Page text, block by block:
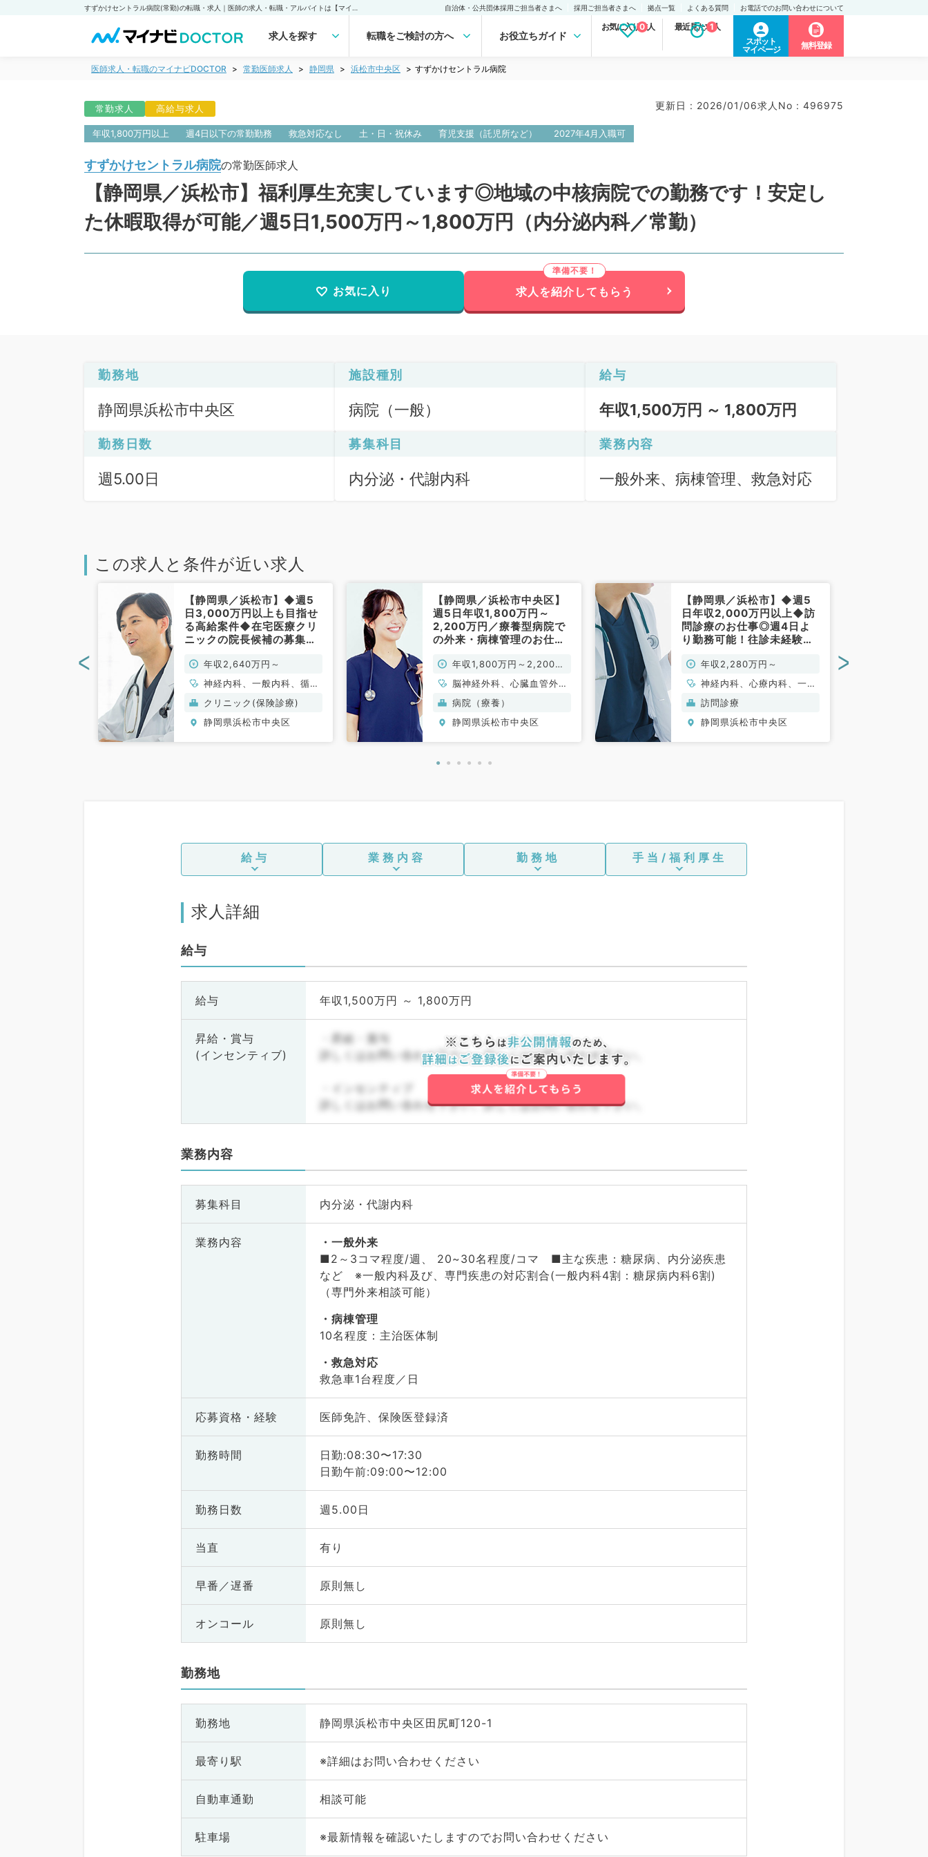
自治体・公共団体採用ご担当者さまへ 採用ご担当者さまへ 拠点一覧 よくある質問 お電話でのお問い合わせについて
求人を探す 転職をご検討の方へ お役立ちガイド
お気に入り求人
0 最近見た求人
1
スポット
マイページ
無料登録
医師求人・転職のマイナビDOCTOR 常勤医師求人 静岡県 浜松市中央区 すずかけセントラル病院
常勤求人 高給与求人 更新日 : 2026/01/06求人No : 496975
年収1,800万円以上 週4日以下の常勤勤務 救急対応なし 土・日・祝休み 育児支援（託児所など） 2027年4月入職可
すずかけセントラル病院の常勤医師求人
【静岡県／浜松市】福利厚生充実しています◎地域の中核病院での勤務です！安定し
た休暇取得が可能／週5日1,500万円～1,800万円（内分泌内科／常勤）
お気に入り 求人を紹介してもらう
勤務地
静岡県浜松市中央区
施設種別
病院（一般）
給与
年収1,500万円 ～ 1,800万円
勤務日数
週5.00日
募集科目
内分泌・代謝内科
業務内容
一般外来、病棟管理、救急対応
この求人と条件が近い求人
【静岡県／浜松市】◆週5
日3,000万円以上も目指せ
る高給案件◆在宅医療クリ
ニックの院長候補の募集で
年収2,640万円～
神経内科、一般内科、循環
器内科、呼吸器内科、消化
器内科、内分泌・代謝内
科、腎臓内科、老年内科、
クリニック(保険診療)
静岡県浜松市中央区
【静岡県／浜松市中央区】
週5日年収1,800万円～
2,200万円／療養型病院で
の外来・病棟管理のお仕事
能◎時短勤務相談可能（内
科系、外科系／常勤）
年収1,800万円～2,200万
円
脳神経外科、心臓血管外
科、一般内科、循環器内
科、呼吸器内科、消化器内
科、内分泌・代謝内科、老
病院（療養）
静岡県浜松市中央区
【静岡県／浜松市】◆週5
日年収2,000万円以上◆訪
問診療のお仕事◎週4日よ
り勤務可能！往診未経験の
内科／常勤）
年収2,280万円～
神経内科、心療内科、一般
内科、循環器内科、呼吸器
内科、消化器内科、内分
泌・代謝内科、腎臓内科、
訪問診療
静岡県浜松市中央区
< >
給与 業務内容 勤務地 手当/福利厚生
求人詳細
給与
給与 年収1,500万円 ～ 1,800万円
昇給・賞与
(インセンティブ)
・昇給・賞与
詳しくはお問い合わせ下さい。詳しくはお問い合わせ下さい。
・インセンティブ
詳しくはお問い合わせ下さい。詳しくはお問い合わせ下さい。
業務内容
募集科目 内分泌・代謝内科
業務内容
一般外来
■2～3コマ程度/週、 20~30名程度/コマ ■主な疾患：糖尿病、内分泌疾患
など ※一般内科及び、専門疾患の対応割合(一般内科4割：糖尿病内科6割)
（専門外来相談可能）
病棟管理
10名程度：主治医体制
救急対応
救急車1台程度／日
応募資格・ 経験 医師免許、保険医登録済
勤務時間
日勤:08:30〜17:30
日勤午前:09:00〜12:00
勤務日数 週5.00日
当直 有り
早番／遅番 原則無し
オンコール 原則無し
勤務地
勤務地 静岡県浜松市中央区田尻町120-1
最寄り駅 ※詳細はお問い合わせください
自動車通勤 相談可能
駐車場 ※最新情報を確認いたしますのでお問い合わせください